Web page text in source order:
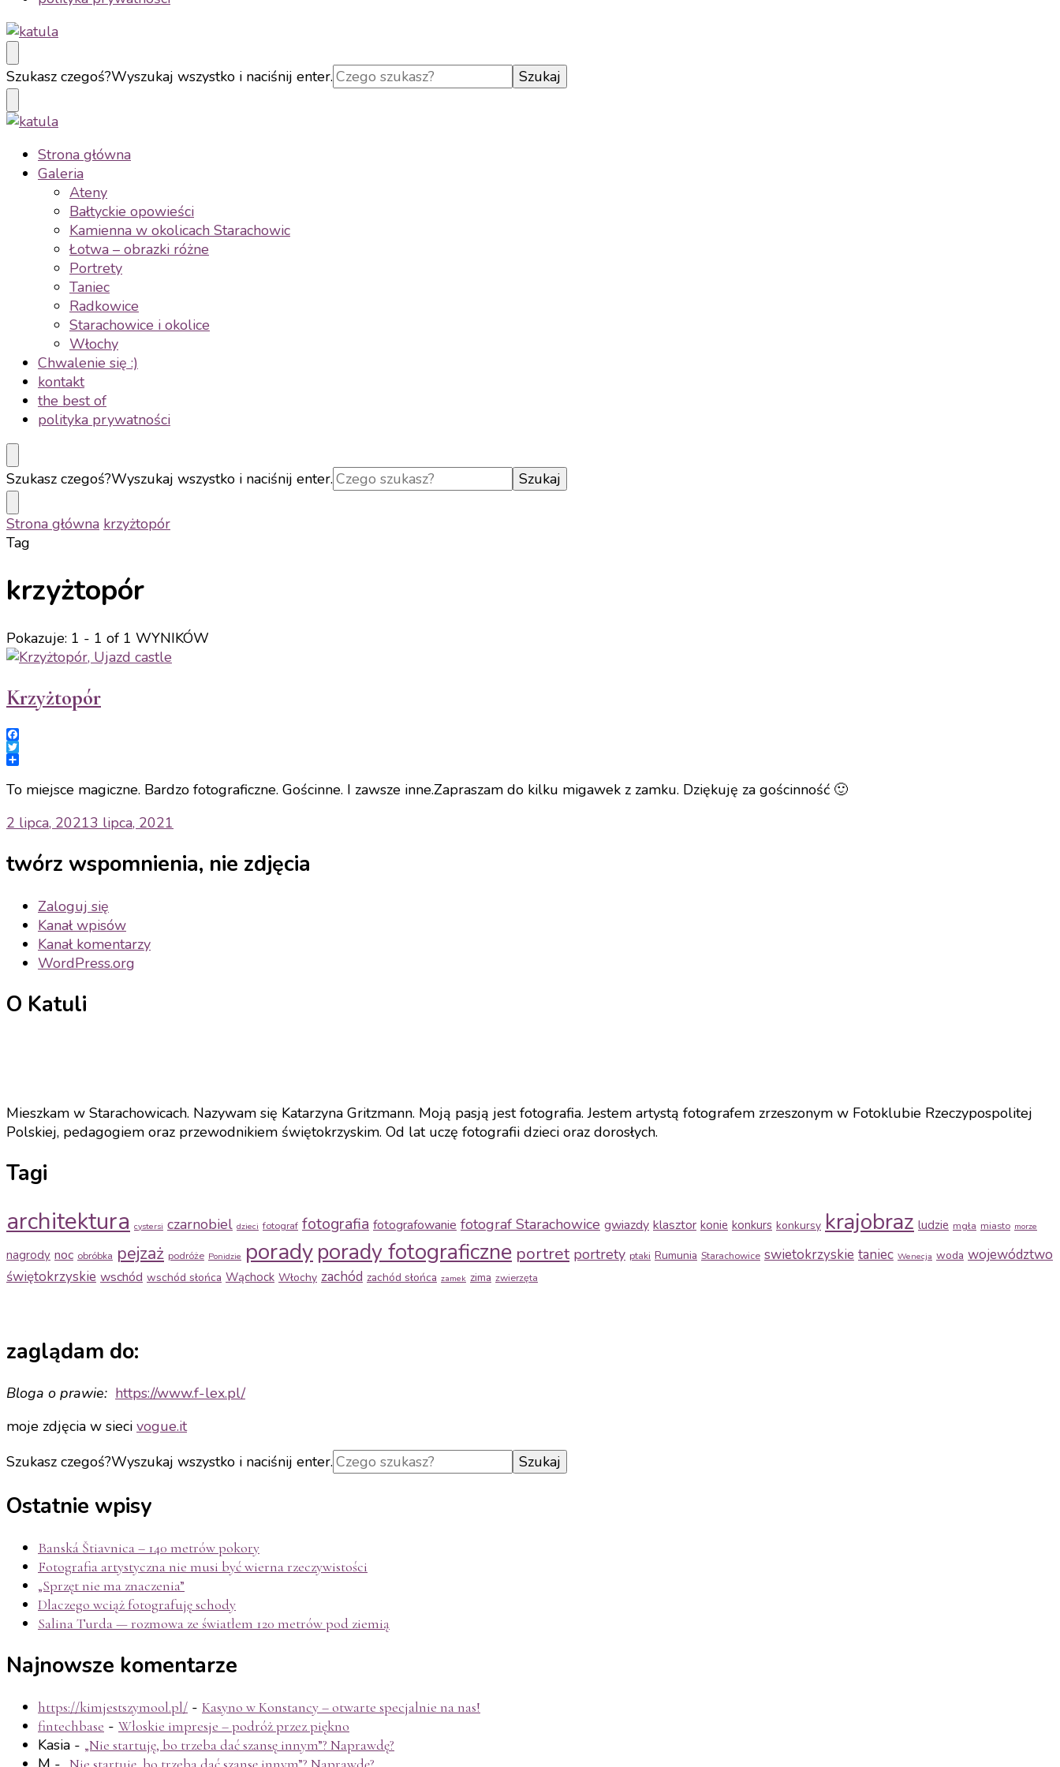
katula
twórz wspomnienia, nie zdjęcia
Szukasz czegoś?Wyszukaj wszystko i naciśnij enter.
katula
twórz wspomnienia, nie zdjęcia
Strona główna
Galeria
Ateny
Bałtyckie opowieści
Kamienna w okolicach Starachowic
Łotwa – obrazki różne
Portrety
Taniec
Radkowice
Starachowice i okolice
Włochy
Chwalenie się :)
kontakt
the best of
polityka prywatności
Szukasz czegoś?Wyszukaj wszystko i naciśnij enter.
Strona główna krzyżtopór
Tag
krzyżtopór
Pokazuje: 1 - 1 of 1 WYNIKÓW
Krzyżtopór
Facebook
Twitter
Share
To miejsce magiczne. Bardzo fotograficzne. Gościnne. I zawsze inne.Zapraszam do kilku migawek z zamku. Dziękuję za gościnność 🙂
2 lipca, 20213 lipca, 2021
twórz wspomnienia, nie zdjęcia
Zaloguj się
Kanał wpisów
Kanał komentarzy
WordPress.org
O Katuli
Mieszkam w Starachowicach. Nazywam się Katarzyna Gritzmann. Moją pasją jest fotografia. Jestem artystą fotografem zrzeszonym w Fotoklubie Rzeczypospolitej
Polskiej, pedagogiem oraz przewodnikiem świętokrzyskim. Od lat uczę fotografii dzieci oraz dorosłych.
Tagi
architektura cystersi czarnobiel dzieci fotograf fotografia fotografowanie fotograf Starachowice gwiazdy klasztor konie konkurs konkursy krajobraz ludzie mgła miasto morze
nagrody noc obróbka pejzaż podróże Ponidzie poradyporady fotograficzne portret portrety ptaki Rumunia Starachowice swietokrzyskie taniec Wenecja woda województwo
świętokrzyskie wschód wschód słońca Wąchock Włochy zachód zachód słońca zamek zima zwierzęta
zaglądam do:
Bloga o prawie: https://www.f-lex.pl/
moje zdjęcia w sieci vogue.it
Szukasz czegoś?Wyszukaj wszystko i naciśnij enter.
Ostatnie wpisy
Banská Štiavnica – 140 metrów pokory
Fotografia artystyczna nie musi być wierna rzeczywistości
„Sprzęt nie ma znaczenia”
Dlaczego wciąż fotografuję schody
Salina Turda — rozmowa ze światłem 120 metrów pod ziemią
Najnowsze komentarze
https://kimjestszymool.pl/ - Kasyno w Konstancy – otwarte specjalnie na nas!
fintechbase - Włoskie impresje – podróż przez piękno
Kasia - „Nie startuję, bo trzeba dać szansę innym”? Naprawdę?